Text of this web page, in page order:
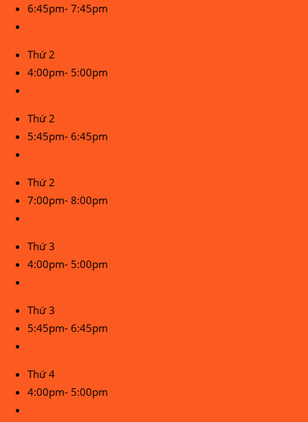
6:45pm- 7:45pm
Thứ 2
4:00pm- 5:00pm
Thứ 2
5:45pm- 6:45pm
Thứ 2
7:00pm- 8:00pm
Thứ 3
4:00pm- 5:00pm
Thứ 3
5:45pm- 6:45pm
Thứ 4
4:00pm- 5:00pm